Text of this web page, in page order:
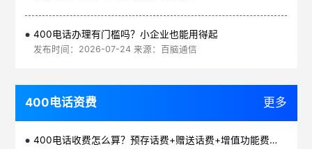
400电话办理有门槛吗？小企业也能用得起
发布时间：2026-07-24 来源：百脑通信
400电话资费 更多
400电话收费怎么算？预存话费+赠送话费+增值功能费透明实惠